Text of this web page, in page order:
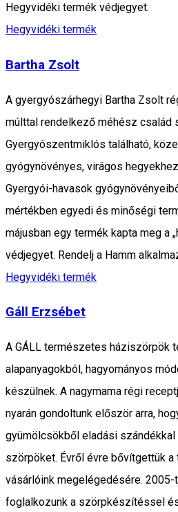
Hegyvidéki termék védjegyet.
Hegyvidéki termék
Bartha Zsolt
A gyergyószárhegyi Bartha Zsolt
múlttal rendelkező méhész család
Gyergyószentmiklós található,
gyógynövényes, virágos
Gyergyói-havasok
mértékben egyedi és minőségi
májusban egy termék kapta meg a
védjegyet. Rendelj a Hamm
Hegyvidéki termék
Gáll Erzsébet
A GÁLL természetes háziszörpök
alapanyagokból, hagyományos
készülnek. A nagymama régi
nyarán gondoltunk először arra,
gyümölcsökből eladási
szörpöket. Évről évre bővítgettük a
vásárlóink megelégedésére.
foglalkozunk a szörpkészítéssel